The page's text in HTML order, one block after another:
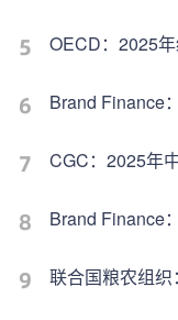
OECD：2025
Brand Finance
CGC：2025年
Brand Finance
联合国粮农组